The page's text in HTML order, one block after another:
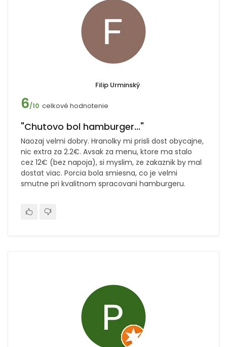
Filip Urminský
6/10 celkové hodnotenie
"Chutovo bol hamburger..."
Naozaj velmi dobry. Hranolky mi prisli dost obycajne,
nic extra za 2.2€. Avsak za menu, ktore ma stalo
cez 12€ (bez napoja), si myslim, ze zakaznik by mal
dostat viac. Porcia bola smiesna, co je velmi
smutne pri kvalitnom spracovani hamburgeru.